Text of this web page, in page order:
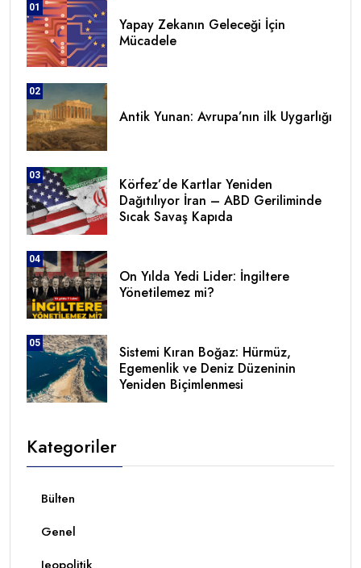
01
Yapay Zekanın Geleceği İçin
Mücadele
02
Antik Yunan: Avrupa’nın ilk Uygarlığı
03
Körfez’de Kartlar Yeniden
Dağıtılıyor İran – ABD Geriliminde
Sıcak Savaş Kapıda
04
On Yılda Yedi Lider: İngiltere
Yönetilemez mi?
05
Sistemi Kıran Boğaz: Hürmüz,
Egemenlik ve Deniz Düzeninin
Yeniden Biçimlenmesi
Kategoriler
Bülten
Genel